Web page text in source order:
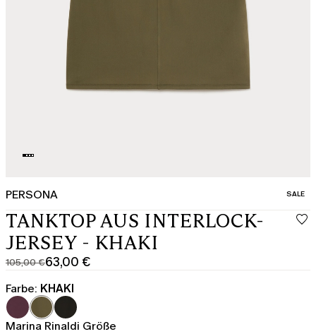
PERSONA SALE
TANKTOP AUS INTERLOCK-
JERSEY - KHAKI
105,00 €
Ursprünglicher
Preis
105,00
€
63,00 €
Aktueller
Preis
63,00
€
Farbe: KHAKI
Marina Rinaldi Größe